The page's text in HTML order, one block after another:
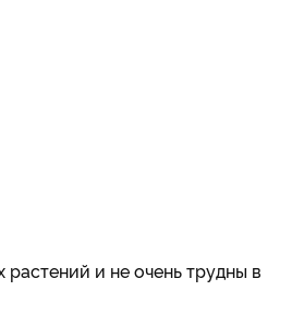
и не очень трудны в